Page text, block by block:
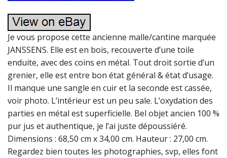
Je vous propose cette ancienne malle/cantine marquée
JANSSENS. Elle est en bois, recouverte d’une toile
enduite, avec des coins en métal. Tout droit sortie d’un
grenier, elle est entre bon état général & état d’usage.
Il manque une sangle en cuir et la seconde est cassée,
voir photo. L’intérieur est un peu sale. L’oxydation des
parties en métal est superficielle. Bel objet ancien 100 %
pur jus et authentique, je l’ai juste dépoussiéré.
Dimensions : 68,50 cm x 34,00 cm. Hauteur : 27,00 cm.
Regardez bien toutes les photographies, svp, elles font